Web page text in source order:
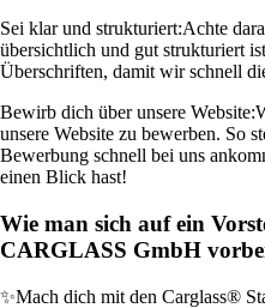
Sei klar und strukturiert:Achte
übersichtlich und gut strukturiert
Überschriften, damit wir schnell
Bewirb dich über unsere Website:
unsere Website zu bewerben. So
Bewerbung schnell bei uns
einen Blick hast!
Wie man sich auf ein
CARGLASS GmbH
✨Mach dich mit den Carglass®